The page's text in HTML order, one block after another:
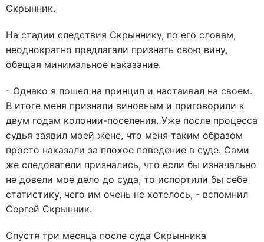
Скрынник.
На стадии следствия Скрыннику, по его словам,
неоднократно предлагали признать свою вину,
обещая минимальное наказание.
- Однако я пошел на принцип и настаивал на своем.
В итоге меня признали виновным и приговорили к
двум годам колонии-поселения. Уже после процесса
судья заявил моей жене, что меня таким образом
просто наказали за плохое поведение в суде. Сами
же следователи признались, что если бы изначально
не довели мое дело до суда, то испортили бы себе
статистику, чего им очень не хотелось, - вспомнил
Сергей Скрынник.
Спустя три месяца после суда Скрынника